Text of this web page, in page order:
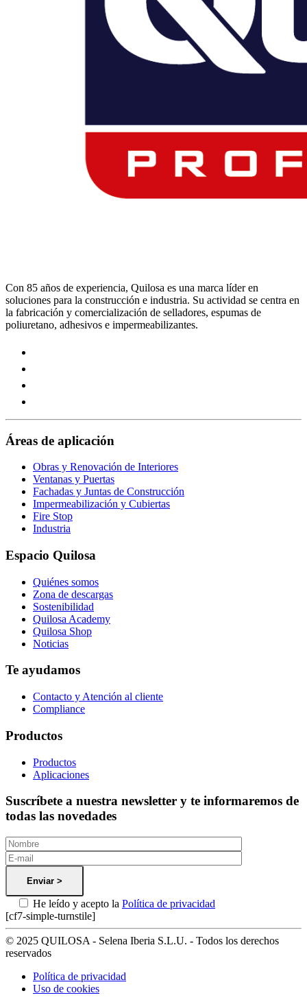
Con 85 años de experiencia, Quilosa es una marca líder en
soluciones para la construcción e industria. Su actividad se centra en
la fabricación y comercialización de selladores, espumas de
poliuretano, adhesivos e impermeabilizantes.
page
https://www.facebook.com/QuilosaSelenaIberia/
page
Áreas de aplicación
Obras y Renovación de Interiores
Ventanas y Puertas
Fachadas y Juntas de Construcción
Impermeabilización y Cubiertas
Fire Stop
Industria
Espacio Quilosa
Quiénes somos
Zona de descargas
Sostenibilidad
Quilosa Academy
Quilosa Shop
Noticias
Te ayudamos
Contacto y Atención al cliente
Compliance
Productos
Productos
Aplicaciones
Suscríbete a nuestra newsletter y te informaremos de
todas las novedades
He leído y acepto la Política de privacidad
[cf7-simple-turnstile]
© 2025 QUILOSA - Selena Iberia S.L.U. - Todos los derechos
reservados
Política de privacidad
Uso de cookies